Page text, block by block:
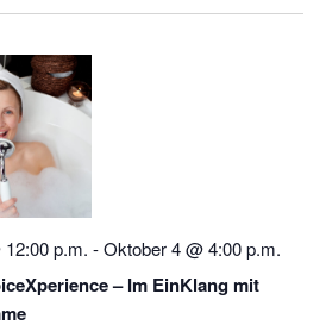
– Im EinKlang mit
p.m. -Oktober 4 @ 4:00 p.m.